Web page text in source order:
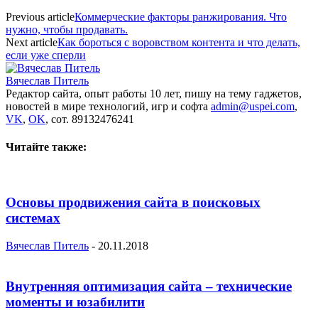
Previous articleКоммерческие факторы ранжирования. Что
нужно, чтобы продавать.
Next articleКак бороться с воровством контента и что делать,
если уже сперли
Вячеслав Питель
Редактор сайта, опыт работы 10 лет, пишу на тему гаджетов,
новостей в мире технологий, игр и софта admin@uspei.com,
VK, OK, сот. 89132476241
Читайте также:
Основы продвижения сайта в поисковых
системах
Вячеслав Питель - 20.11.2018
Внутренняя оптимизация сайта – технические
моменты и юзабилити